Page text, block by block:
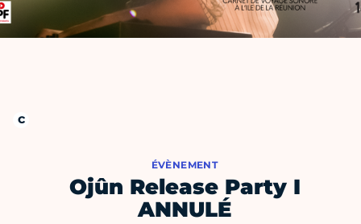
ÉVÈNEMENT
Ojûn Release Party I
ANNULÉ